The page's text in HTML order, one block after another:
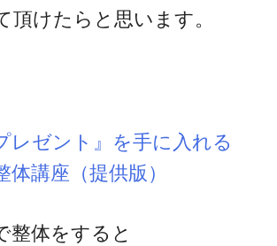
頂けたらと思います。
レゼント』を手に入れる
講座（提供版）
整体をすると